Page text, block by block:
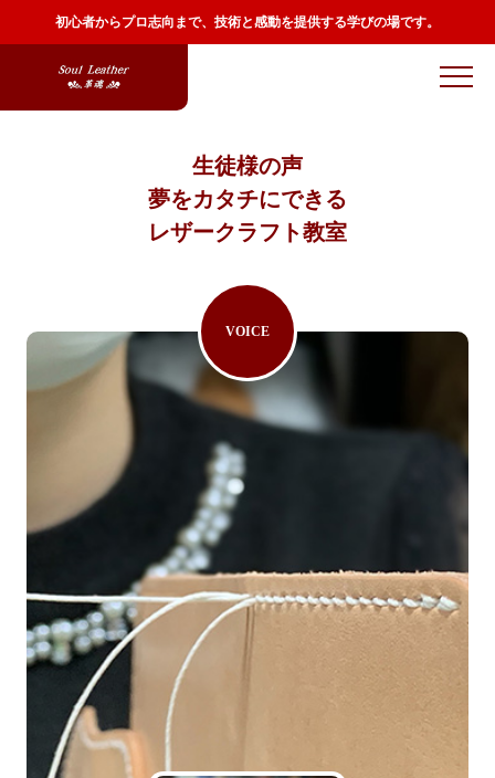
初心者からプロ志向まで、技術と感動を提供する学びの場です。
生徒様の声
夢をカタチにできる
レザークラフト教室
VOICE